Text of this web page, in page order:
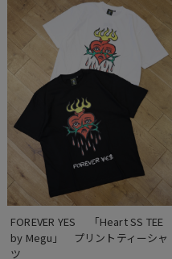
FOREVER YES 　「Heart SS TEE
by Megu」　プリントティーシャ
ツ